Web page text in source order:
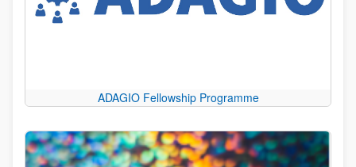
ADAGIO Fellowship Programme